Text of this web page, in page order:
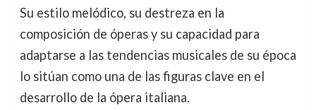
Su estilo melódico, su destreza en la
composición de óperas y su capacidad para
adaptarse a las tendencias musicales de su época
lo sitúan como una de las figuras clave en el
desarrollo de la ópera italiana.